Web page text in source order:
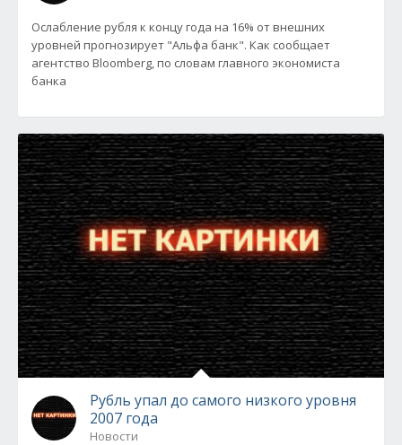
Ослабление рубля к концу года на 16% от внешних
уровней прогнозирует "Альфа банк". Как сообщает
агентство Bloomberg, по словам главного экономиста
банка
Рубль упал до самого низкого уровня
2007 года
Новости